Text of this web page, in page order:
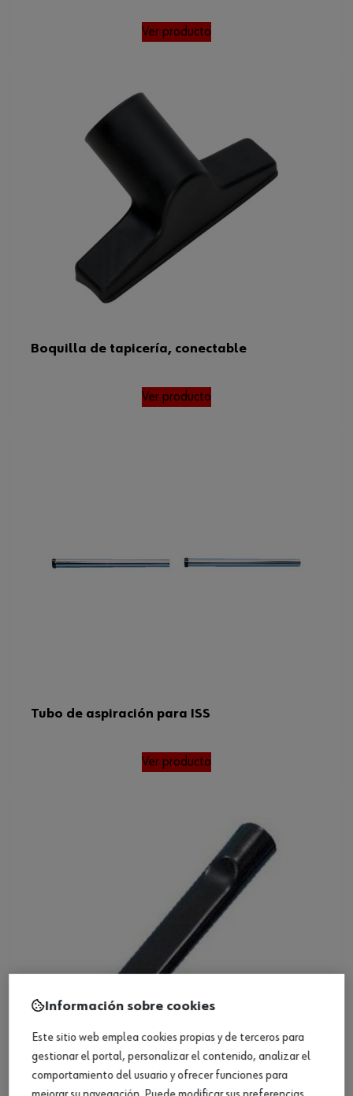
Ver producto
Boquilla de tapicería, conectable
Ver producto
Tubo de aspiración para ISS
Ver producto
Boquilla plana para ISS
Información sobre cookies
Este sitio web emplea cookies propias y de terceros para
gestionar el portal, personalizar el contenido, analizar el
comportamiento del usuario y ofrecer funciones para